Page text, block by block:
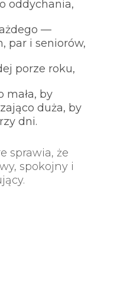
oddychania,
—
par i seniorów,
porze roku,
mała, by
duża, by
dni.
sprawia, że
spokojny i